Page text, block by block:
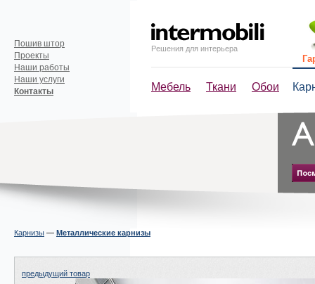
Решения для интерьера
Мебель Ткани Обои
Пошив штор
Проекты
Наши работы
Наши услуги
Контакты
Карнизы— Металлические карнизы
предыдущий товар